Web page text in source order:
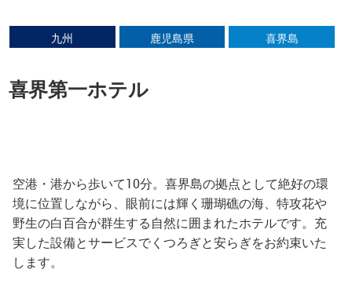
九州 鹿児島県 喜界島
喜界第一ホテル
空港・港から歩いて10分。喜界島の拠点として絶好の環
境に位置しながら、眼前には輝く珊瑚礁の海、特攻花や
野生の白百合が群生する自然に囲まれたホテルです。充
実した設備とサービスでくつろぎと安らぎをお約束いた
します。